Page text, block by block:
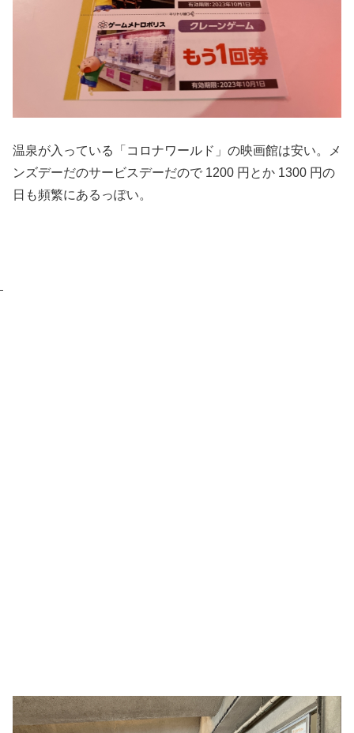
温泉が入っている「コロナワールド」の映画館は安い。メ
ンズデーだのサービスデーだので 1200 円とか 1300 円の
日も頻繁にあるっぽい。